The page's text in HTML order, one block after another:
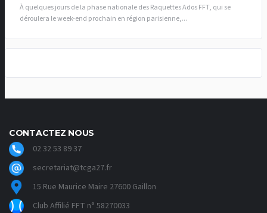
À quelques jours de la phase nationale des Raquettes Ados FFT, qui se
déroulera le week-end prochain en région parisienne,...
CONTACTEZ NOUS
02 32 53 89 37
secretariat@tcga27.fr
15 Rue Maurice Maire 27600 Gaillon
Club Affilié FFT n° 58270033